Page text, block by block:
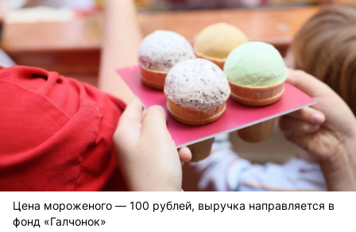
Цена мороженого — 100 рублей, выручка направляется в
фонд «Галчонок»